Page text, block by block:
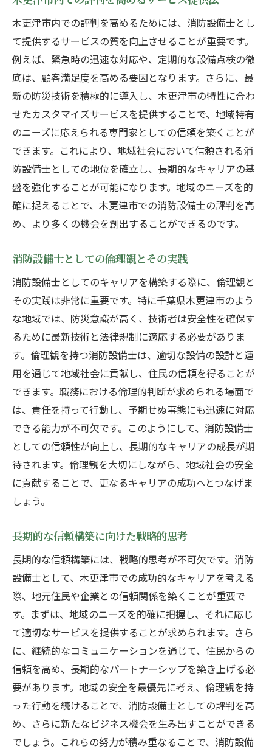
木更津市内での評判を高めるためには、消防設備士とし
て提供するサービスの質を向上させることが重要です。
例えば、緊急時の迅速な対応や、定期的な設備点検の徹
底は、顧客満足度を高める要因となります。さらに、最
新の防災技術を積極的に導入し、木更津市の特性に合わ
せたカスタマイズサービスを提供することで、地域特有
のニーズに応えられる専門家としての信頼を築くことが
できます。これにより、地域社会において信頼される消
防設備士としての地位を確立し、長期的なキャリアの基
盤を強化することが可能になります。地域のニーズを的
確に捉えることで、木更津市での消防設備士の評判を高
め、より多くの機会を創出することができるのです。
消防設備士としての倫理観とその実践
消防設備士としてのキャリアを構築する際に、倫理観と
その実践は非常に重要です。特に千葉県木更津市のよう
な地域では、防災意識が高く、技術者は安全性を確保す
るために最新技術と法律規制に適応する必要がありま
す。倫理観を持つ消防設備士は、適切な設備の設計と運
用を通じて地域社会に貢献し、住民の信頼を得ることが
できます。職務における倫理的判断が求められる場面で
は、責任を持って行動し、予期せぬ事態にも迅速に対応
できる能力が不可欠です。このようにして、消防設備士
としての信頼性が向上し、長期的なキャリアの成長が期
待されます。倫理観を大切にしながら、地域社会の安全
に貢献することで、更なるキャリアの成功へとつなげま
しょう。
長期的な信頼構築に向けた戦略的思考
長期的な信頼構築には、戦略的思考が不可欠です。消防
設備士として、木更津市での成功的なキャリアを考える
際、地元住民や企業との信頼関係を築くことが重要で
す。まずは、地域のニーズを的確に把握し、それに応じ
て適切なサービスを提供することが求められます。さら
に、継続的なコミュニケーションを通じて、住民からの
信頼を高め、長期的なパートナーシップを築き上げる必
要があります。地域の安全を最優先に考え、倫理観を持
った行動を続けることで、消防設備士としての評判を高
め、さらに新たなビジネス機会を生み出すことができる
でしょう。これらの努力が積み重なることで、消防設備